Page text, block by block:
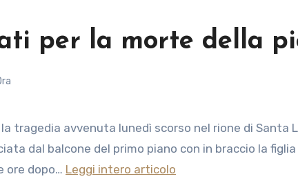
per la morte della
dal balcone del primo piano con in braccio la
ore dopo… Leggi intero articolo